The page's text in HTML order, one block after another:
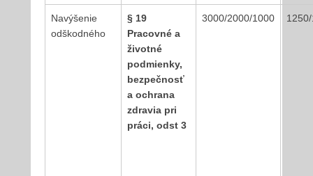
Navýšenie
odškodného
§ 19
Pracovné a
životné
podmienky,
bezpečnosť
a ochrana
zdravia pri
práci, odst 3
3000/2000/1000